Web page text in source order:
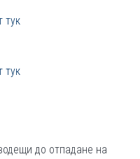
тук
тук
до отпадане на